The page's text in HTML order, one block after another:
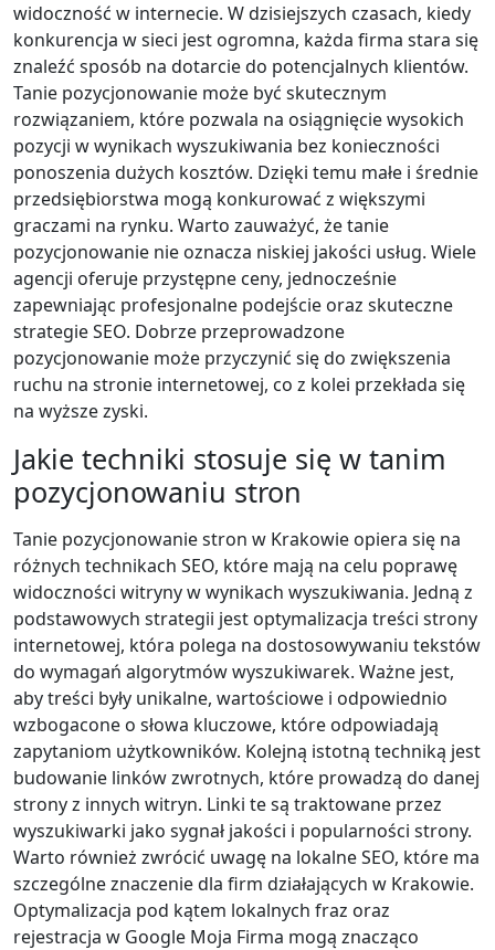
widoczność w internecie. W dzisiejszych czasach, kiedy
konkurencja w sieci jest ogromna, każda firma stara się
znaleźć sposób na dotarcie do potencjalnych klientów.
Tanie pozycjonowanie może być skutecznym
rozwiązaniem, które pozwala na osiągnięcie wysokich
pozycji w wynikach wyszukiwania bez konieczności
ponoszenia dużych kosztów. Dzięki temu małe i średnie
przedsiębiorstwa mogą konkurować z większymi
graczami na rynku. Warto zauważyć, że tanie
pozycjonowanie nie oznacza niskiej jakości usług. Wiele
agencji oferuje przystępne ceny, jednocześnie
zapewniając profesjonalne podejście oraz skuteczne
strategie SEO. Dobrze przeprowadzone
pozycjonowanie może przyczynić się do zwiększenia
ruchu na stronie internetowej, co z kolei przekłada się
na wyższe zyski.
Jakie techniki stosuje się w tanim
pozycjonowaniu stron
Tanie pozycjonowanie stron w Krakowie opiera się na
różnych technikach SEO, które mają na celu poprawę
widoczności witryny w wynikach wyszukiwania. Jedną z
podstawowych strategii jest optymalizacja treści strony
internetowej, która polega na dostosowywaniu tekstów
do wymagań algorytmów wyszukiwarek. Ważne jest,
aby treści były unikalne, wartościowe i odpowiednio
wzbogacone o słowa kluczowe, które odpowiadają
zapytaniom użytkowników. Kolejną istotną techniką jest
budowanie linków zwrotnych, które prowadzą do danej
strony z innych witryn. Linki te są traktowane przez
wyszukiwarki jako sygnał jakości i popularności strony.
Warto również zwrócić uwagę na lokalne SEO, które ma
szczególne znaczenie dla firm działających w Krakowie.
Optymalizacja pod kątem lokalnych fraz oraz
rejestracja w Google Moja Firma mogą znacząco